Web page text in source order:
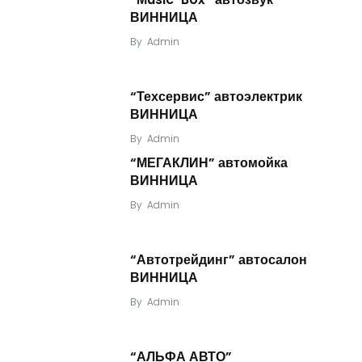
ВИННИЦА
By Admin
“Техсервис” автоэлектрик
ВИННИЦА
By Admin
“МЕГАКЛИН” автомойка
ВИННИЦА
By Admin
“Автотрейдинг” автосалон
ВИННИЦА
By Admin
“АЛЬФА АВТО”